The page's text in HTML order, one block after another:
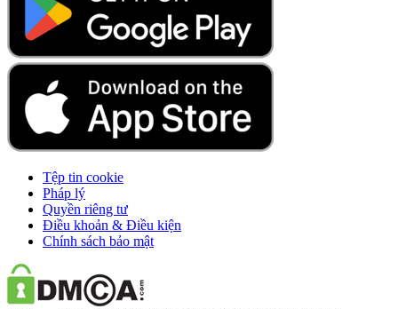
Tệp tin cookie
Pháp lý
Quyền riêng tư
Điều khoản & Điều kiện
Chính sách bảo mật